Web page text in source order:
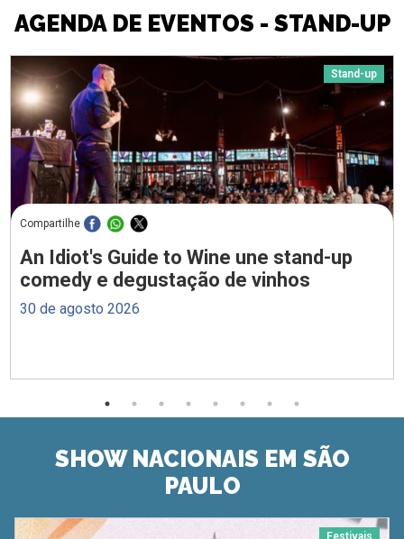
AGENDA DE EVENTOS - STAND-UP
Stand-up
Compartilhe
An Idiot's Guide to Wine une stand-up
comedy e degustação de vinhos
30 de agosto 2026
SHOW NACIONAIS EM SÃO
PAULO
Festivais